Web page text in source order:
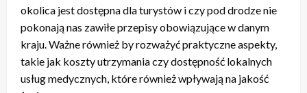
okolica jest dostępna dla turystów i czy pod drodze nie
pokonają nas zawiłe przepisy obowiązujące w danym
kraju. Ważne również by rozważyć praktyczne aspekty,
takie jak koszty utrzymania czy dostępność lokalnych
usług medycznych, które również wpływają na jakość